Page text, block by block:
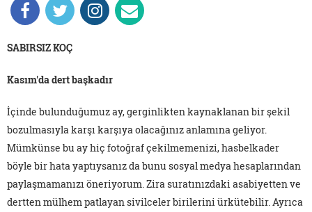
SABIRSIZ KOÇ
Kasım'da dert başkadır
İçinde bulunduğumuz ay, gerginlikten kaynaklanan bir şekil
bozulmasıyla karşı karşıya olacağınız anlamına geliyor.
Mümkünse bu ay hiç fotoğraf çekilmemenizi, hasbelkader
böyle bir hata yaptıysanız da bunu sosyal medya hesaplarından
paylaşmamanızı öneriyorum. Zira suratınızdaki asabiyetten ve
dertten mülhem patlayan sivilceler birilerini ürkütebilir. Ayrıca